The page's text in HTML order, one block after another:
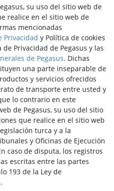
su uso del sitio web de
realice en el sitio web de
mencionadas
Privacidad y Política de cookies
Privacidad de Pegasus y las
de Pegasus. Dichas
una parte inseparable de
y servicios ofrecidos
de transporte entre usted y
lo contrario en este
de Pegasus, su uso del sitio
que realice en el sitio web
turca y a la
y Oficinas de Ejecución
caso de disputa, los registros
escritas entre las partes
193 de la Ley de